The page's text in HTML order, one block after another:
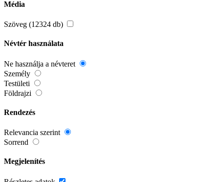
Média
Szöveg (12324 db)
Névtér használata
Ne használja a névteret
Személy
Testületi
Földrajzi
Rendezés
Relevancia szerint
Sorrend
Megjelenítés